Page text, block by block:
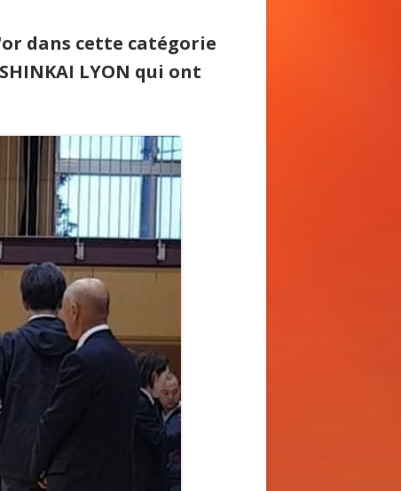
dans cette catégorie
LYON qui ont